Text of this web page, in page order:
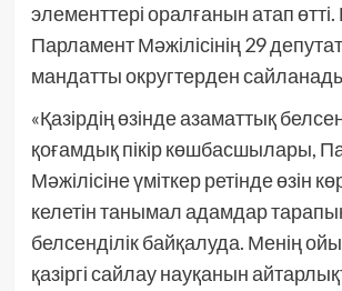
элементтері оралғанын атап өтті.
Парламент Мәжілісінің 29
мандатты округтерден
«Қазірдің өзінде азаматтық
қоғамдық пікір көшбасшылары,
Мәжілісіне үміткер ретінде өзін
келетін танымал адамдар
белсенділік байқалуда. Менің
қазіргі сайлау науқанын